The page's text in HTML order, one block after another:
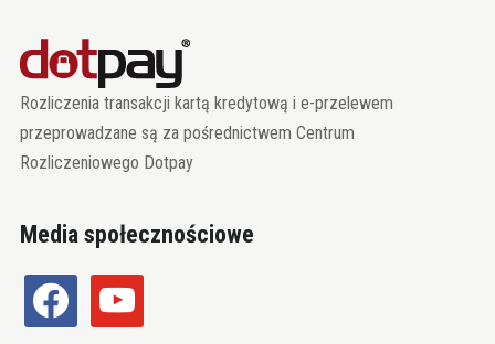
Rozliczenia transakcji kartą kredytową i e-przelewem
przeprowadzane są za pośrednictwem Centrum
Rozliczeniowego Dotpay
Media społecznościowe
facebook youtube